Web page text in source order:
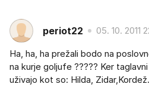
periot22 05. 10. 2011
Ha, ha, ha prežali bodo na
na kurje goljufe ????? Ker
uživajo kot so: Hilda,